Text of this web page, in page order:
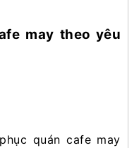
may theo yêu
quán cafe may